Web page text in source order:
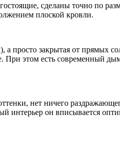
сделаны точно по
плоской кровли.
а просто закрытая от
этом есть современный
нет ничего
он вписывается